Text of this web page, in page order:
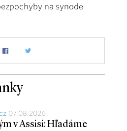
na synode
07.08.2026
v Assisi: Hľadáme